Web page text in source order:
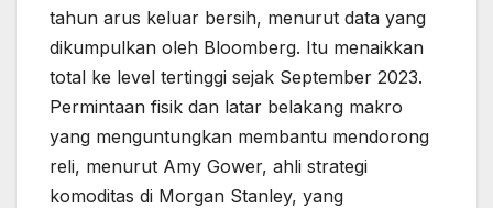
tahun arus keluar bersih, menurut data yang
dikumpulkan oleh Bloomberg. Itu menaikkan
total ke level tertinggi sejak September 2023.
Permintaan fisik dan latar belakang makro
yang menguntungkan membantu mendorong
reli, menurut Amy Gower, ahli strategi
komoditas di Morgan Stanley, yang